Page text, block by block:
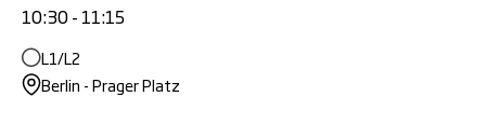
10:30 - 11:15
L1/L2
Berlin - Prager Platz